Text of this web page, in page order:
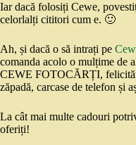
Iar dacă folosiți Cewe,
celorlalți cititori cum e. 🙂
Ah, și dacă o să intrați pe
comanda acolo o mulțime de
CEWE FOTOCĂRȚI,
zăpadă, carcase de telefon și
La cât mai multe cadouri
oferiți!